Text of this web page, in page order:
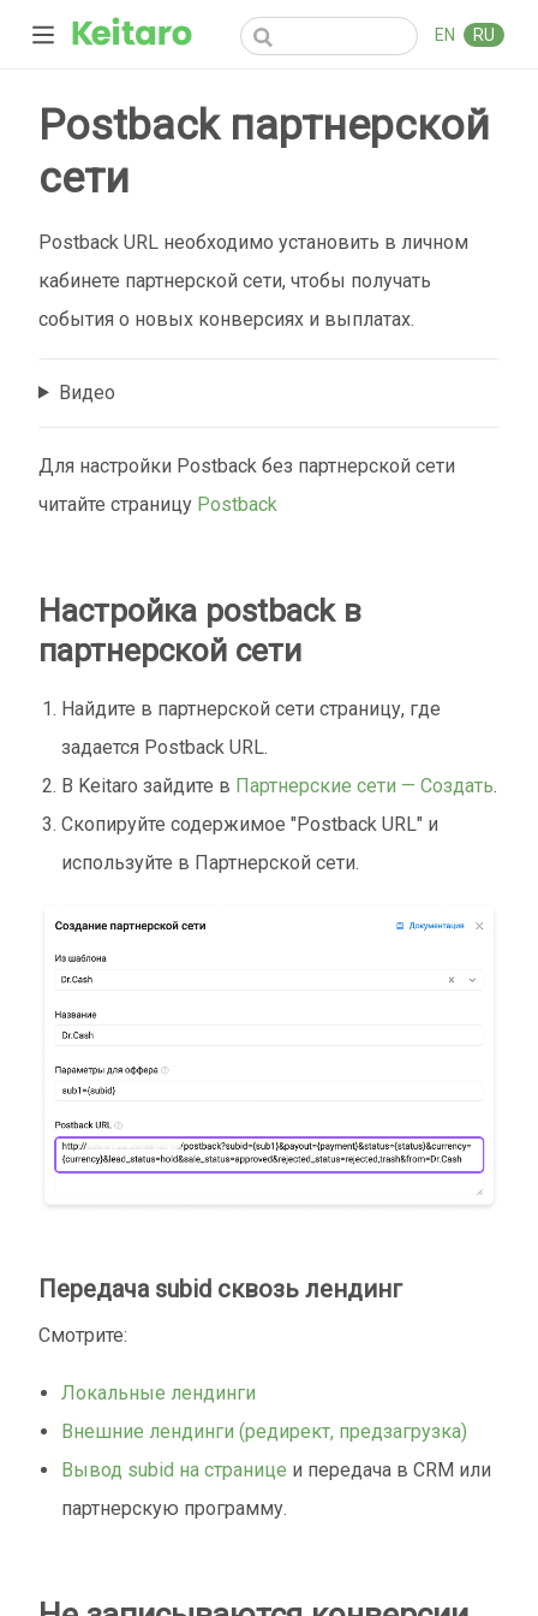
EN RU
Postback партнерской
сети
Postback URL необходимо установить в личном
кабинете партнерской сети, чтобы получать
события о новых конверсиях и выплатах.
Видео
Для настройки Postback без партнерской сети
читайте страницу Postback
Настройка postback в
партнерской сети
Найдите в партнерской сети страницу, где
задается Postback URL.
В Keitaro зайдите в Партнерские сети — Создать.
Скопируйте содержимое "Postback URL" и
используйте в Партнерской сети.
Передача subid сквозь лендинг
Смотрите:
Локальные лендинги
Внешние лендинги (редирект, предзагрузка)
Вывод subid на странице и передача в CRM или
партнерскую программу.